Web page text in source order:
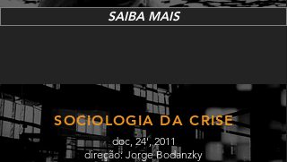
SAIBA MAIS
SOCIOLOGIA DA CRISE
doc, 24', 2011
direção: Jorge Bodanzky